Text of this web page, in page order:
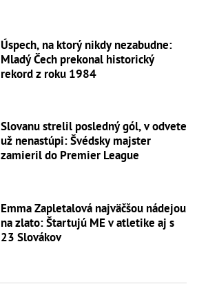
Úspech, na ktorý nikdy nezabudne:
Mladý Čech prekonal historický
rekord z roku 1984
Slovanu strelil posledný gól, v odvete
už nenastúpi: Švédsky majster
zamieril do Premier League
Emma Zapletalová najväčšou nádejou
na zlato: Štartujú ME v atletike aj s
23 Slovákov